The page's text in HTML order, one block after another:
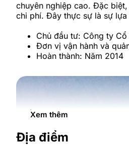
chuyên nghiệp cao. Đặc
chi phí. Đây thực sự là sự
Chủ đầu tư: Công ty
Đơn vị vận hành và
Hoàn thành: Năm 2014
Xem thêm
Địa điểm